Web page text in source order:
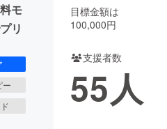
税machi-ya コミュニティ
モ
リ
ー
目標金額は
100,000円
支援者数
55人